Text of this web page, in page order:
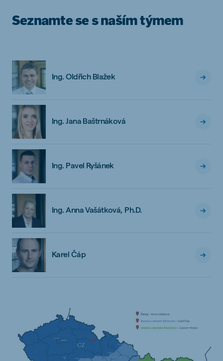
Seznamte se s naším týmem
Ing. Oldřich Blažek
Ing. Jana Baštrnáková
Ing. Pavel Ryšánek
Ing. Anna Vašátková, Ph.D.
Karel Čáp